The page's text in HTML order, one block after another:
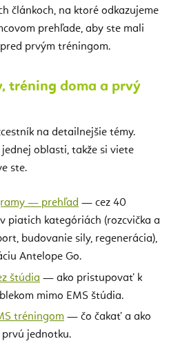
článkoch, na ktoré odkazujeme
prehľade, aby ste mali
prvým tréningom.
tréning doma a prvý
na detailnejšie témy.
oblasti, takže si viete
ste.
— prehľad — cez 40
piatich kategóriách (rozcvička a
budovanie sily, regenerácia),
Antelope Go.
štúdia — ako pristupovať k
mimo EMS štúdia.
tréningom — čo čakať a ako
jednotku.